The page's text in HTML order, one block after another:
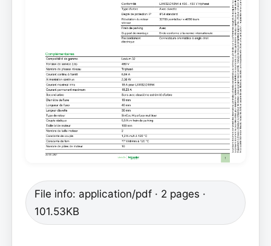
File info: application/pdf · 2 pages ·
101.53KB